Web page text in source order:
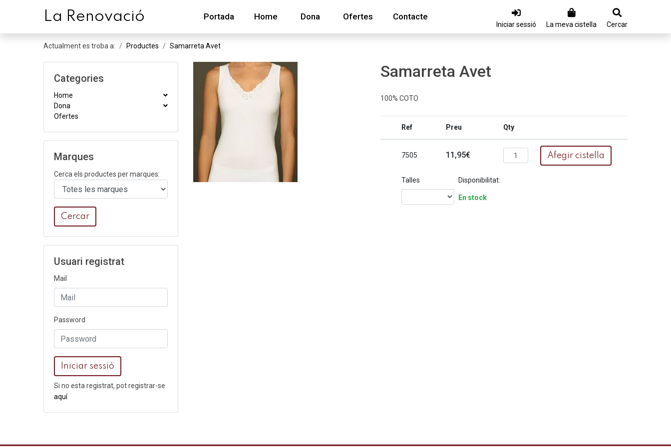
La Renovació Portada Home Dona Ofertes Contacte
Iniciar sessió La meva cistella Cercar
Actualment es troba a: Productes Samarreta Avet
Categories
Home
Dona
Ofertes
Marques
Cerca els productes per marques:
Cercar
Usuari registrat
Mail
Password
Iniciar sessió
Si no esta registrat, pot registrar-se
aquí
Samarreta Avet
100% COTO
Ref Preu Qty
7505 11,95€ Afegir cistella
Talles Disponibilitat:
En stock